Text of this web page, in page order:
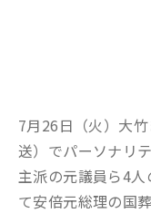
7月26日（火）大
送）でパーソナリ
主派の元議員ら4
て安倍元総理の国